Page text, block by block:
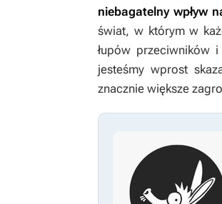
niebagatelny wpływ
świat, w którym w
łupów przeciwników
jesteśmy wprost
znacznie większe